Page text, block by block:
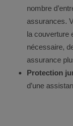
nombre
assurances.
la couverture
nécessaire,
assurance
Protection
d’une